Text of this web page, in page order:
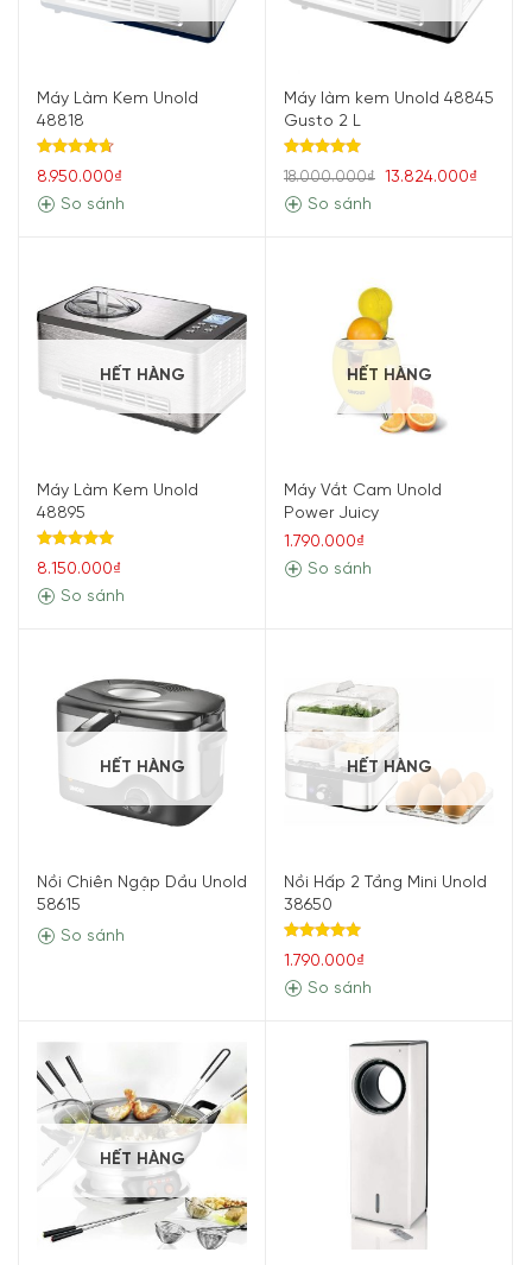
Máy Làm Kem Unold
48818
Được xếp
hạng4.67
5 sao
8.950.000₫
So sánh
Máy làm kem Unold 48845
Gusto 2 L
Được xếp
hạng5.00
5 sao
18.000.000₫
13.824.000₫
So sánh
HẾT HÀNG
Máy Làm Kem Unold
48895
Được xếp
hạng5.00
5 sao
8.150.000₫
So sánh
HẾT HÀNG
Máy Vắt Cam Unold
Power Juicy
1.790.000₫
So sánh
HẾT HÀNG
Nồi Chiên Ngập Dầu Unold
58615
So sánh
HẾT HÀNG
Nồi Hấp 2 Tầng Mini Unold
38650
Được xếp
hạng5.00
5 sao
1.790.000₫
So sánh
HẾT HÀNG